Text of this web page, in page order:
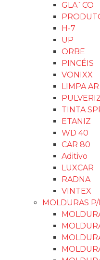
GLA`CO
H-7
UP
ORBE
PINCÉIS
VONIXX
LIMPA
TINTA
ETANIZ
WD 40
CAR 80
Aditivo
LUXCAR
RADNA
VINTEX
MOLDURAS